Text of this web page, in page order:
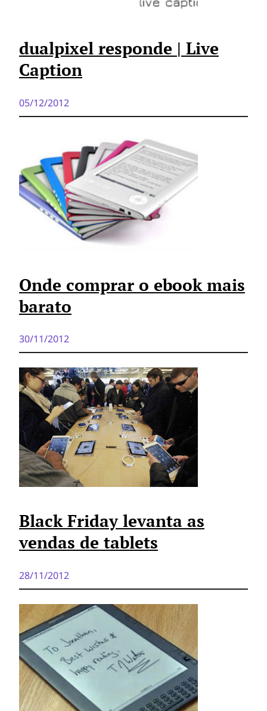
dualpixel responde | Live
Caption
05/12/2012
Onde comprar o ebook mais
barato
30/11/2012
Black Friday levanta as
vendas de tablets
28/11/2012